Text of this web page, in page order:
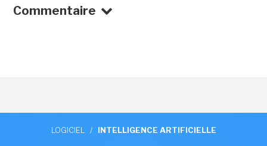
Commentaire
LOGICIEL / INTELLIGENCE ARTIFICIELLE